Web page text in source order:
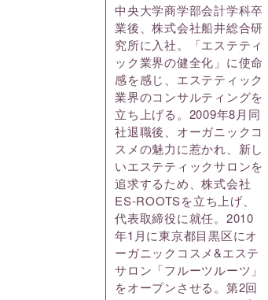
中央大学商学部会計学科卒
業後、株式会社船井総合研
究所に入社。「エステティ
ック業界の健全化」に使命
感を感じ、エステティック
業界のコンサルティングを
立ち上げる。2009年8月同
社退職後、オーガニックコ
スメの魅力に惹かれ、新し
いエステティックサロンを
追求するため、株式会社
ES-ROOTSを立ち上げ、
代表取締役に就任。2010
年1月に東京都目黒区にオ
ーガニックコスメ&エステ
サロン「フルーツルーツ」
をオープンさせる。第2回